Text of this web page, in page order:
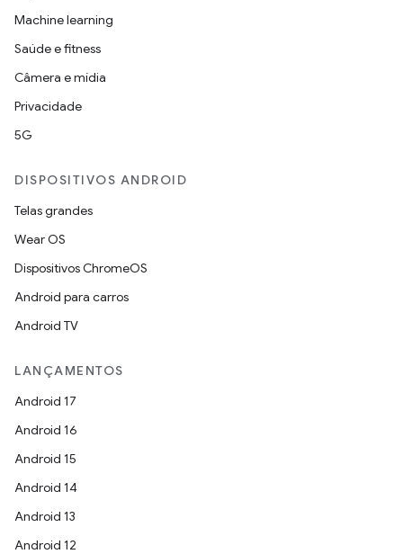
Machine learning
Saúde e fitness
Câmera e mídia
Privacidade
5G
DISPOSITIVOS ANDROID
Telas grandes
Wear OS
Dispositivos ChromeOS
Android para carros
Android TV
LANÇAMENTOS
Android 17
Android 16
Android 15
Android 14
Android 13
Android 12